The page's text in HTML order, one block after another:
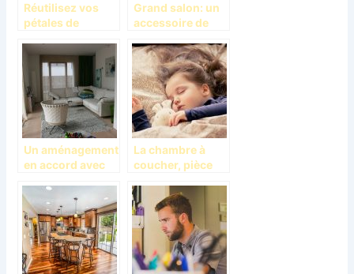
Réutilisez vos
pétales de
possible!
Grand salon: un
accessoire de
agréable
Un aménagement
en accord avec
La chambre à
coucher, pièce
relaxation